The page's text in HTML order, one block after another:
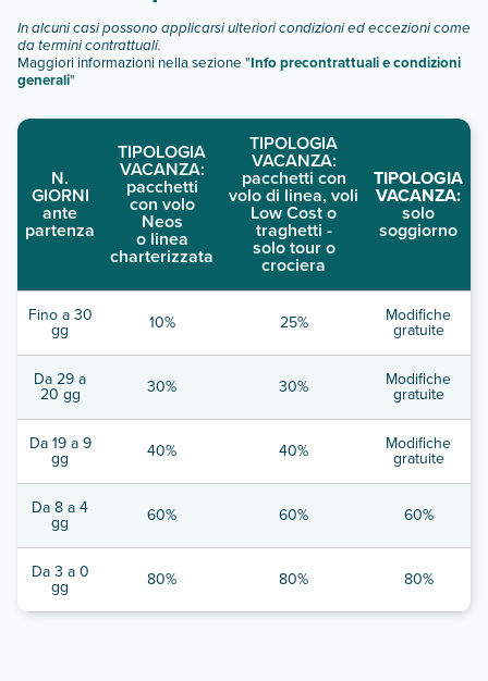
In alcuni casi possono applicarsi ulteriori condizioni ed eccezioni come
da termini contrattuali.
Maggiori informazioni nella sezione "Info precontrattuali e condizioni
generali"
N.
GIORNI
ante
partenza
TIPOLOGIA
VACANZA:
pacchetti
con volo
Neos
o linea
charterizzata
TIPOLOGIA
VACANZA:
pacchetti con
volo di linea, voli
Low Cost o
traghetti -
solo tour o
crociera
TIPOLOGIA
VACANZA:
solo
soggiorno
Fino a 30
gg 10% 25% Modifiche
gratuite
Da 29 a
20 gg 30% 30% Modifiche
gratuite
Da 19 a 9
gg 40% 40% Modifiche
gratuite
Da 8 a 4
gg 60% 60% 60%
Da 3 a 0
gg 80% 80% 80%